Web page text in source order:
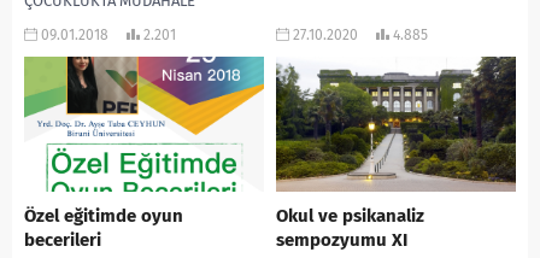
KONGRESİ Türkiye Erken
(EÇOMDER), Hasan Kalyoncu
Üniversitesi ve TED
Üniversitesi’nin...
09.01.2018 2.201 27.10.2020 4.885
Özel eğitimde oyun
becerileri
Okul ve psikanaliz
sempozyumu XI